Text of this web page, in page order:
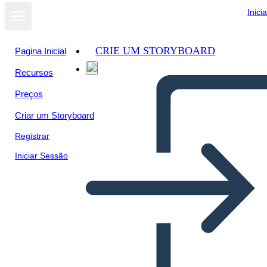
Pagina Inicial
Recursos
Preços
Criar um Storyboard
Registrar
Iniciar Sessão
CRIE UM STORYBOARD
Ver como
apresentação